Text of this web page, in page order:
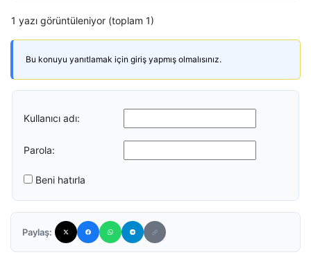
1 yazı görüntüleniyor (toplam 1)
Bu konuyu yanıtlamak için giriş yapmış olmalısınız.
Kullanıcı adı:
Parola:
Beni hatırla
Paylaş: